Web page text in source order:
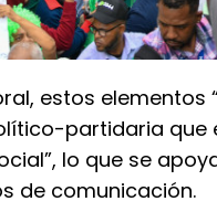
estos
partidaria que
lo que se
de comunicación.